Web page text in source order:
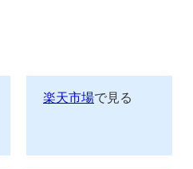
楽天市場で見る